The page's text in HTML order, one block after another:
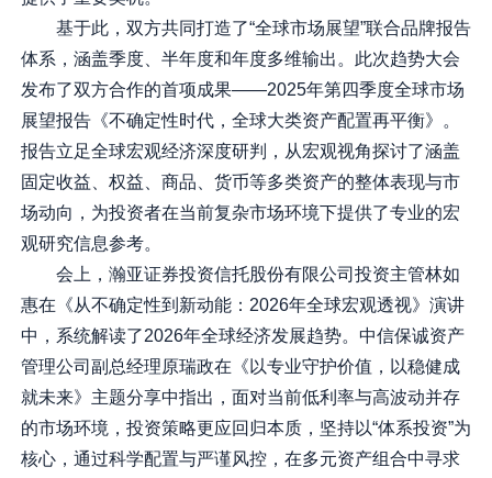
基于此，双方共同打造了“全球市场展望”联合品牌报告
体系，涵盖季度、半年度和年度多维输出。此次趋势大会
发布了双方合作的首项成果——2025年第四季度全球市场
展望报告《不确定性时代，全球大类资产配置再平衡》。
报告立足全球宏观经济深度研判，从宏观视角探讨了涵盖
固定收益、权益、商品、货币等多类资产的整体表现与市
场动向，为投资者在当前复杂市场环境下提供了专业的宏
观研究信息参考。
会上，瀚亚证券投资信托股份有限公司投资主管林如
惠在《从不确定性到新动能：2026年全球宏观透视》演讲
中，系统解读了2026年全球经济发展趋势。中信保诚资产
管理公司副总经理原瑞政在《以专业守护价值，以稳健成
就未来》主题分享中指出，面对当前低利率与高波动并存
的市场环境，投资策略更应回归本质，坚持以“体系投资”为
核心，通过科学配置与严谨风控，在多元资产组合中寻求